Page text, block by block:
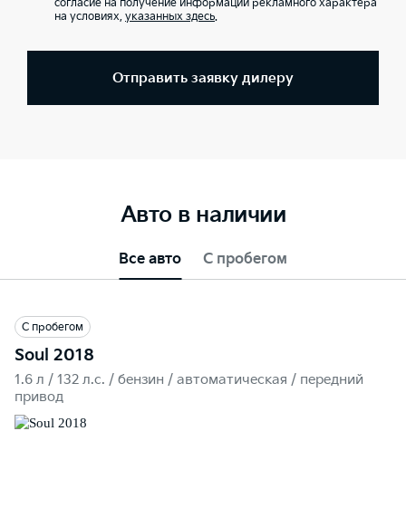
согласие на получение информации рекламного характера
на условиях, указанных здесь.
Отправить заявку дилеру
Авто в наличии
Все авто С пробегом
С пробегом
Soul 2018
1.6 л / 132 л.c. / бензин / автоматическая / передний
привод